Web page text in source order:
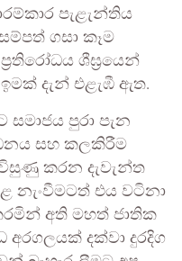
පැළැන්තිය
ගසා කෑම
ශීඝ්‍රයෙන්
දැන් එළැඹී ඇත.
පුරා පැන
සහ කලකිරීම
කරන දැවැන්ත
නැංවීමටත් එය වටිනා
අති මහත් ජාතික
දක්වා දුරදිග